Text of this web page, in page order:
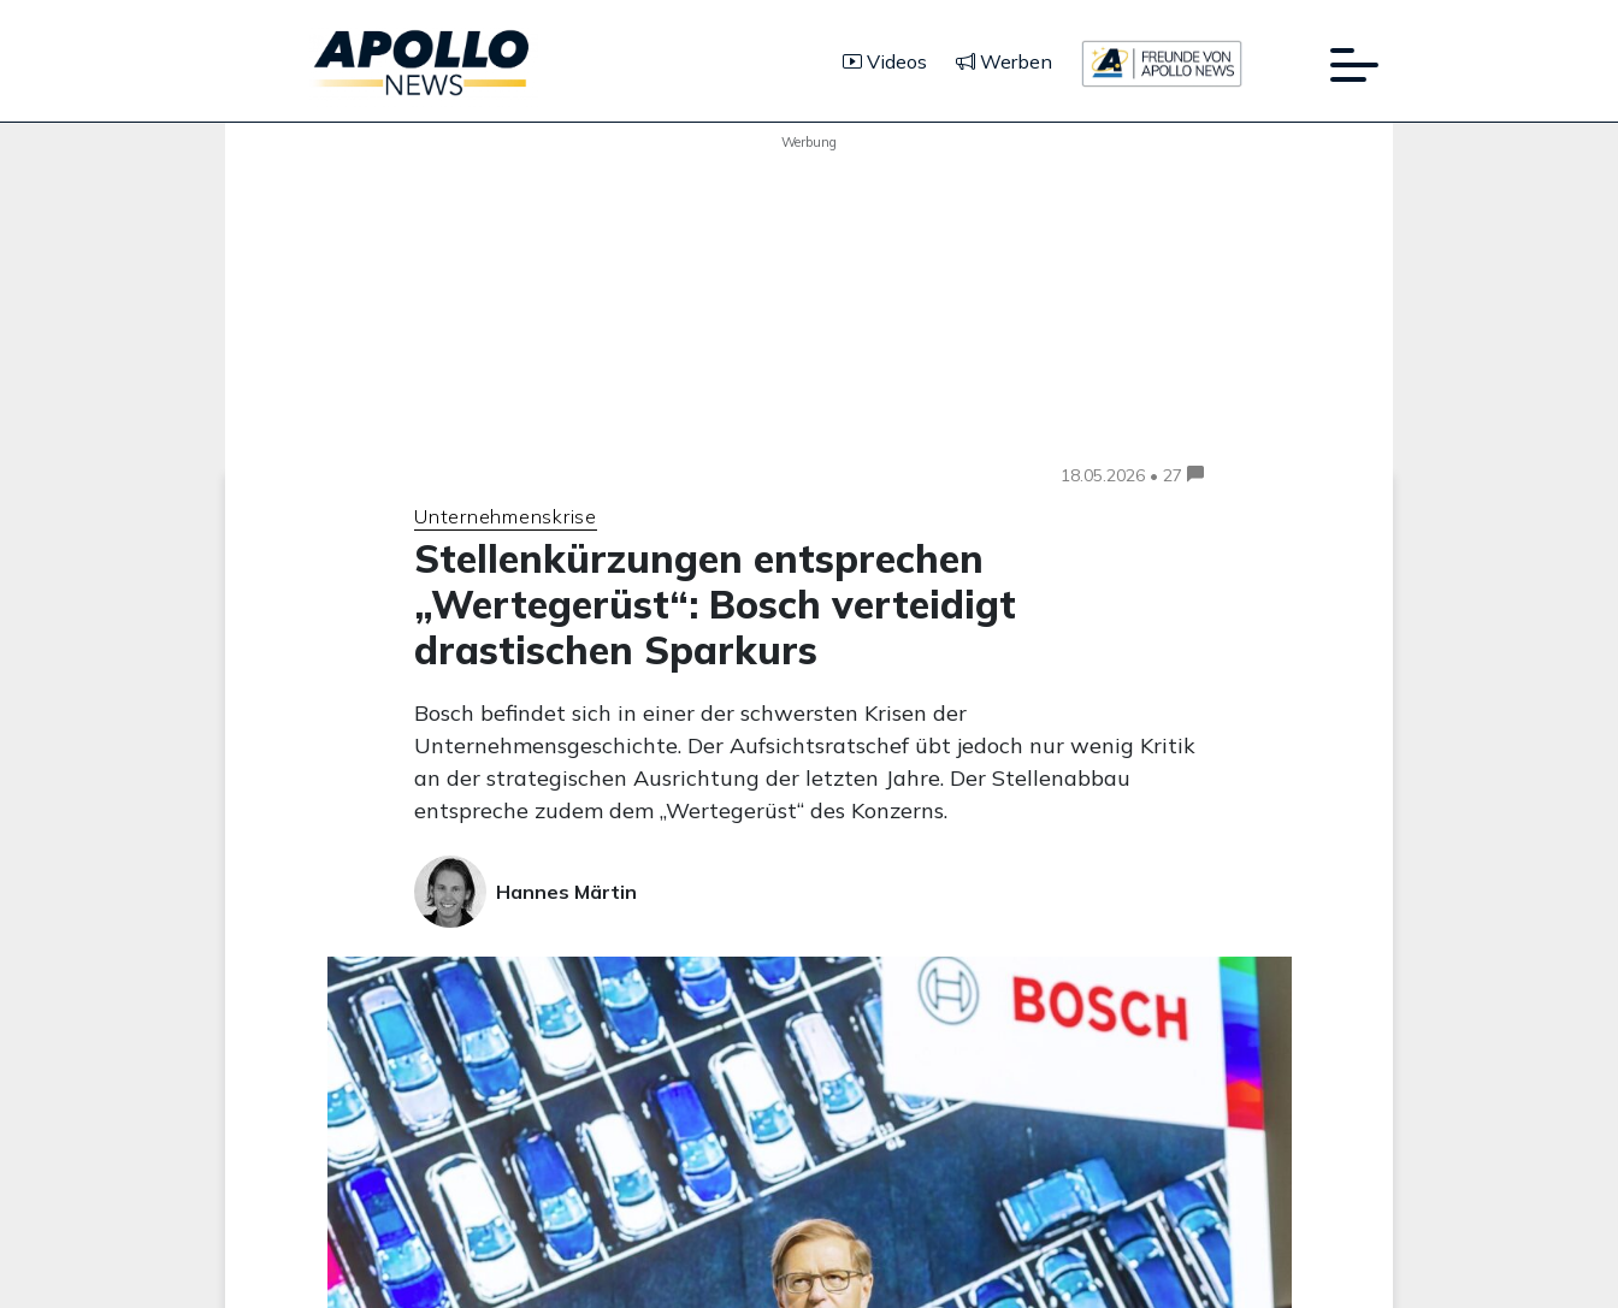
Videos Werben
Werbung
18.05.2026 • 27
Unternehmenskrise
Stellenkürzungen entsprechen
„Wertegerüst“: Bosch verteidigt
drastischen Sparkurs
Bosch befindet sich in einer der schwersten Krisen der
Unternehmensgeschichte. Der Aufsichtsratschef übt jedoch nur wenig Kritik
an der strategischen Ausrichtung der letzten Jahre. Der Stellenabbau
entspreche zudem dem „Wertegerüst“ des Konzerns.
Hannes Märtin